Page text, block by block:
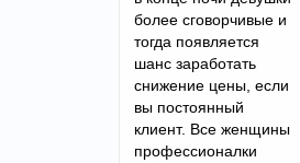
более сговорчивые и
тогда появляется
шанс заработать
снижение цены, если
вы постоянный
клиент. Все женщины
профессионалки